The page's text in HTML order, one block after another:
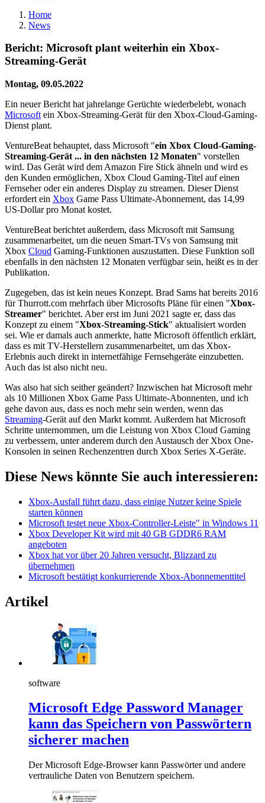
Home
News
Bericht: Microsoft plant weiterhin ein Xbox-
Streaming-Gerät
Montag, 09.05.2022
Ein neuer Bericht hat jahrelange Gerüchte wiederbelebt, wonach
Microsoft ein Xbox-Streaming-Gerät für den Xbox-Cloud-Gaming-
Dienst plant.
VentureBeat behauptet, dass Microsoft "ein Xbox Cloud-Gaming-
Streaming-Gerät ... in den nächsten 12 Monaten" vorstellen
wird. Das Gerät wird dem Amazon Fire Stick ähneln und wird es
den Kunden ermöglichen, Xbox Cloud Gaming-Titel auf einen
Fernseher oder ein anderes Display zu streamen. Dieser Dienst
erfordert ein Xbox Game Pass Ultimate-Abonnement, das 14,99
US-Dollar pro Monat kostet.
VentureBeat berichtet außerdem, dass Microsoft mit Samsung
zusammenarbeitet, um die neuen Smart-TVs von Samsung mit
Xbox Cloud Gaming-Funktionen auszustatten. Diese Funktion soll
ebenfalls in den nächsten 12 Monaten verfügbar sein, heißt es in der
Publikation.
Zugegeben, das ist kein neues Konzept. Brad Sams hat bereits 2016
für Thurrott.com mehrfach über Microsofts Pläne für einen "Xbox-
Streamer" berichtet. Aber erst im Juni 2021 sagte er, dass das
Konzept zu einem "Xbox-Streaming-Stick" aktualisiert worden
sei. Wie er damals auch anmerkte, hatte Microsoft öffentlich erklärt,
dass es mit TV-Herstellern zusammenarbeitet, um das Xbox-
Erlebnis auch direkt in internetfähige Fernsehgeräte einzubetten.
Auch das ist also nicht neu.
Was also hat sich seither geändert? Inzwischen hat Microsoft mehr
als 10 Millionen Xbox Game Pass Ultimate-Abonnenten, und ich
gehe davon aus, dass es noch mehr sein werden, wenn das
Streaming-Gerät auf den Markt kommt. Außerdem hat Microsoft
Schritte unternommen, um die Leistung von Xbox Cloud Gaming
zu verbessern, unter anderem durch den Austausch der Xbox One-
Konsolen in seinen Rechenzentren durch Xbox Series X-Geräte.
Diese News könnte Sie auch interessieren:
Xbox-Ausfall führt dazu, dass einige Nutzer keine Spiele
starten können
Microsoft testet neue Xbox-Controller-Leiste" in Windows 11
Xbox Developer Kit wird mit 40 GB GDDR6 RAM
angeboten
Xbox hat vor über 20 Jahren versucht, Blizzard zu
übernehmen
Microsoft bestätigt konkurrierende Xbox-Abonnementtitel
Artikel
software
Microsoft Edge Password Manager
kann das Speichern von Passwörtern
sicherer machen
Der Microsoft Edge-Browser kann Passwörter und andere
vertrauliche Daten von Benutzern speichern.